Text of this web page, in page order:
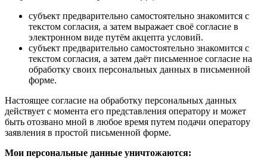
субъект предварительно самостоятельно знакомится с
текстом согласия, а затем выражает своё согласие в
электронном виде путём акцепта условий.
субъект предварительно самостоятельно знакомится с
текстом согласия, а затем даёт письменное согласие на
обработку своих персональных данных в письменной
форме.
Настоящее согласие на обработку персональных данных
действует с момента его представления оператору и может
быть отозвано мной в любое время путем подачи оператору
заявления в простой письменной форме.
Мои персональные данные уничтожаются: